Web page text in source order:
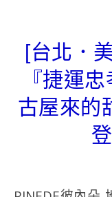
[台北．
『捷運
古屋來的